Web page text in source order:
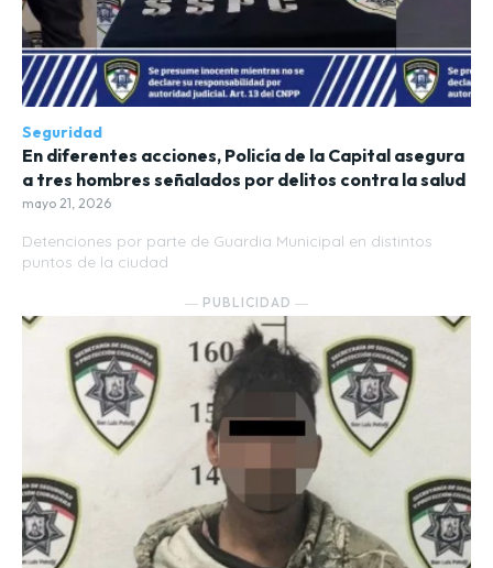
Seguridad
En diferentes acciones, Policía de la Capital asegura
a tres hombres señalados por delitos contra la salud
mayo 21, 2026
Detenciones por parte de Guardia Municipal en distintos
puntos de la ciudad
― PUBLICIDAD ―